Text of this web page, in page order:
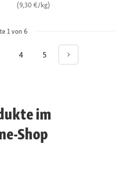
(9,30 €/kg)
1 von 6
4 5
im
Shop